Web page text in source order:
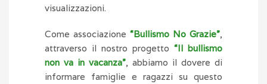
visualizzazioni.
Come associazione “Bullismo No Grazie”,
attraverso il nostro progetto “Il bullismo
non va in vacanza”, abbiamo il dovere di
informare famiglie e ragazzi su questo